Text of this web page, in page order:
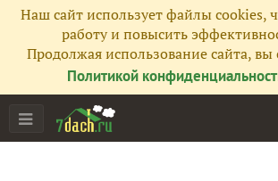
Наш сайт использует файлы cookies,
работу и повысить
Продолжая использование сайта, вы
Политикой